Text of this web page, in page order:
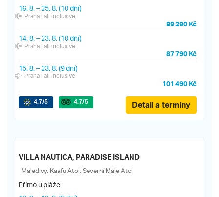
16. 8.– 25. 8.(10 dní)
Praha| all inclusive
89 290 Kč
14. 8.– 23. 8.(10 dní)
Praha| all inclusive
87 790 Kč
15. 8.– 23. 8.(9 dní)
Praha| all inclusive
101 490 Kč
4.7/5 4.7/5 Detail a termíny
VILLA NAUTICA, PARADISE ISLAND
Maledivy, Kaafu Atol, Severní Male Atol
Přímo u pláže